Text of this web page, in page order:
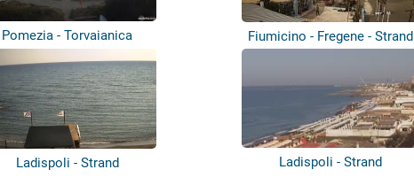
Pomezia - Torvaianica Fiumicino - Fregene - Strand
Ladispoli - Strand Ladispoli - Strand